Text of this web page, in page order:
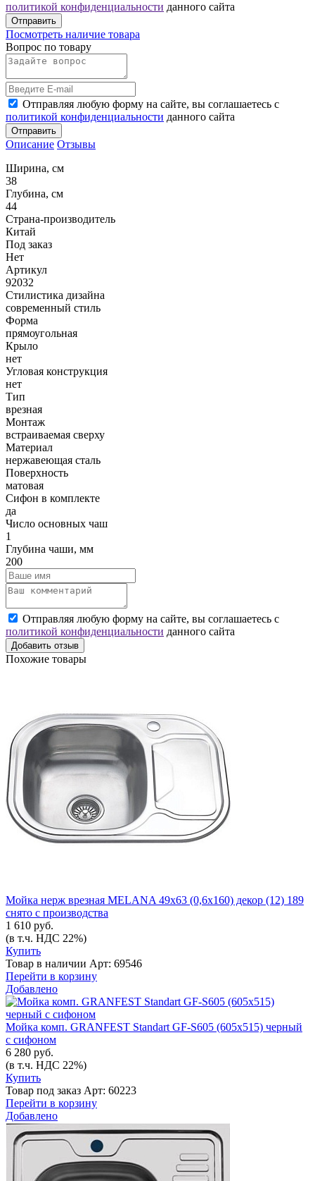
политикой конфиденциальности данного сайта
Отправить
Посмотреть наличие товара
Вопрос по товару
Отправляя любую форму на сайте, вы соглашаетесь с
политикой конфиденциальности данного сайта
Отправить
Описание Отзывы
Ширина, см
38
Глубина, см
44
Страна-производитель
Китай
Под заказ
Нет
Артикул
92032
Стилистика дизайна
современный стиль
Форма
прямоугольная
Крыло
нет
Угловая конструкция
нет
Тип
врезная
Монтаж
встраиваемая сверху
Материал
нержавеющая сталь
Поверхность
матовая
Сифон в комплекте
да
Число основных чаш
1
Глубина чаши, мм
200
Отправляя любую форму на сайте, вы соглашаетесь с
политикой конфиденциальности данного сайта
Добавить отзыв
Похожие товары
Мойка нерж врезная MELANA 49х63 (0,6х160) декор (12) 189
снято с производства
1 610 руб.
(в т.ч. НДС 22%)
Купить
Товар в наличии Арт: 69546
Перейти в корзину
Добавлено
Мойка комп. GRANFEST Standart GF-S605 (605х515) черный
с сифоном
6 280 руб.
(в т.ч. НДС 22%)
Купить
Товар под заказ Арт: 60223
Перейти в корзину
Добавлено